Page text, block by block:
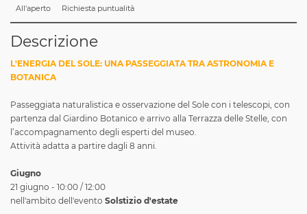
All'aperto Richiesta puntualità
Descrizione
L'ENERGIA DEL SOLE: UNA PASSEGGIATA TRA ASTRONOMIA E
BOTANICA
Passeggiata naturalistica e osservazione del Sole con i telescopi, con
partenza dal Giardino Botanico e arrivo alla Terrazza delle Stelle, con
l’accompagnamento degli esperti del museo.
Attività adatta a partire dagli 8 anni.
Giugno
21 giugno - 10:00 / 12:00
nell'ambito dell'evento Solstizio d'estate